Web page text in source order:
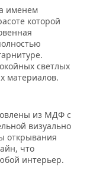
именем
которой
светлых
материалов.
из МДФ с
визуально
открывания
что
интерьер.